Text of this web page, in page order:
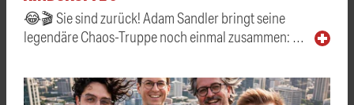
😂🎬 Sie sind zurück! Adam Sandler bringt seine
legendäre Chaos-Truppe noch einmal zusammen: …